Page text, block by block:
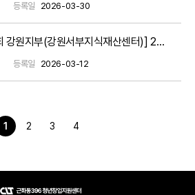
등록일 2026-03-30
[한국발명진흥회 강원지부(강원서부지식재산센터)] 2026년 강원특별자치도 지식재산 첫걸음 사업 참여기업 모집(~3. 27.)
등록일 2026-03-12
1 2 3 4